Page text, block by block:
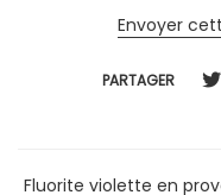
Envoyer
PARTAGER
Fluorite violette en